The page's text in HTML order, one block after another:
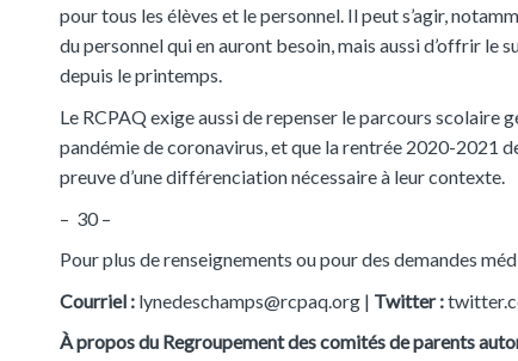
pour tous les élèves et le personnel. Il peut s’agir,
du personnel qui en auront besoin, mais aussi d’offrir le
depuis le printemps.
Le RCPAQ exige aussi de repenser le parcours scolaire
pandémie de coronavirus, et que la rentrée 2020-2021
preuve d’une différenciation nécessaire à leur contexte.
– 30 –
Pour plus de renseignements ou pour des demandes
Courriel : lynedeschamps@rcpaq.org | Twitter :
À propos du Regroupement des comités de parents